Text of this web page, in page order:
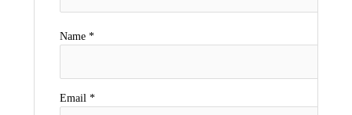
Name *
Email *